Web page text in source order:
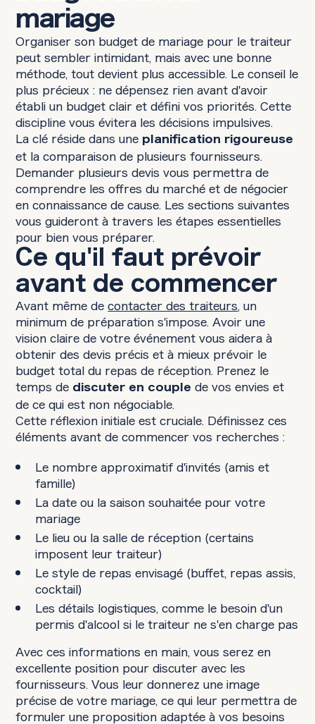
mariage
Organiser son budget de mariage pour le traiteur
peut sembler intimidant, mais avec une bonne
méthode, tout devient plus accessible. Le conseil le
plus précieux : ne dépensez rien avant d'avoir
établi un budget clair et défini vos priorités. Cette
discipline vous évitera les décisions impulsives.
La clé réside dans une planification rigoureuse
et la comparaison de plusieurs fournisseurs.
Demander plusieurs devis vous permettra de
comprendre les offres du marché et de négocier
en connaissance de cause. Les sections suivantes
vous guideront à travers les étapes essentielles
pour bien vous préparer.
Ce qu'il faut prévoir
avant de commencer
Avant même decontacter des traiteurs, un
minimum de préparation s'impose. Avoir une
vision claire de votre événement vous aidera à
obtenir des devis précis et à mieux prévoir le
budget total du repas de réception. Prenez le
temps de discuter en couple de vos envies et
de ce qui est non négociable.
Cette réflexion initiale est cruciale. Définissez ces
éléments avant de commencer vos recherches :
Le nombre approximatif d'invités (amis et
famille)
La date ou la saison souhaitée pour votre
mariage
Le lieu ou la salle de réception (certains
imposent leur traiteur)
Le style de repas envisagé (buffet, repas assis,
cocktail)
Les détails logistiques, comme le besoin d'un
permis d'alcool si le traiteur ne s'en charge pas
Avec ces informations en main, vous serez en
excellente position pour discuter avec les
fournisseurs. Vous leur donnerez une image
précise de votre mariage, ce qui leur permettra de
formuler une proposition adaptée à vos besoins